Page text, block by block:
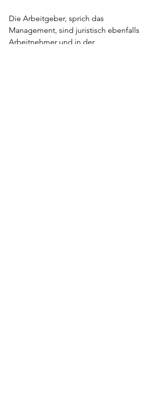
Die Arbeitgeber, sprich das
Management, sind juristisch ebenfalls
Arbeitnehmer und in der